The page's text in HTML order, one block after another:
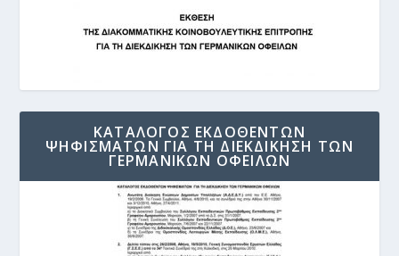
ΚΑΤΑΛΟΓΟΣ ΕΚΔΟΘΕΝΤΩΝ
ΨΗΦΙΣΜΑΤΩΝ ΓΙΑ ΤΗ ΔΙΕΚΔΙΚΗΣΗ ΤΩΝ
ΓΕΡΜΑΝΙΚΩΝ ΟΦΕΙΛΩΝ